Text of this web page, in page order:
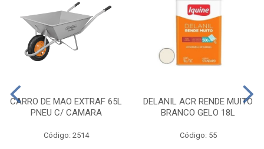
CARRO DE MAO EXTRAF 65L
PNEU C/ CAMARA
Código: 2514
DELANIL ACR RENDE MUITO
BRANCO GELO 18L
Código: 55